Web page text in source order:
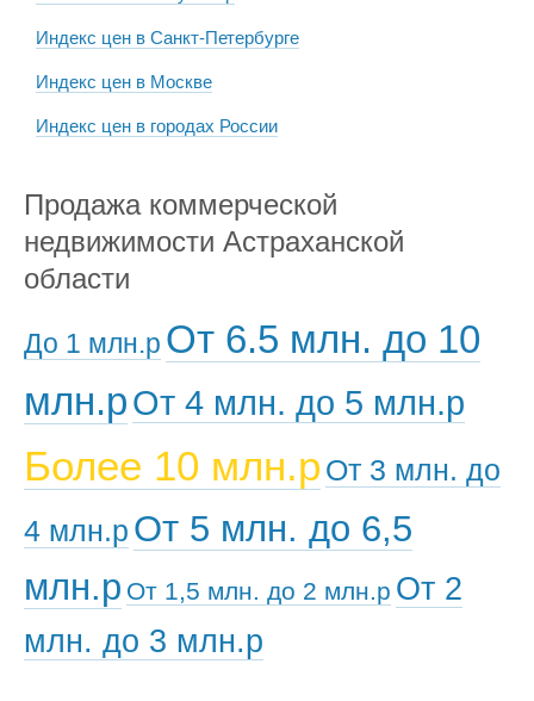
Индекс цен в Санкт-Петербурге
Индекс цен в Москве
Индекс цен в городах России
Продажа коммерческой
недвижимости Астраханской
области
До 1 млн.р От 6.5 млн. до 10
млн.рОт 4 млн. до 5 млн.р
Более 10 млн.р От 3 млн. до
4 млн.р От 5 млн. до 6,5
млн.р От 1,5 млн. до 2 млн.р От 2
млн. до 3 млн.р